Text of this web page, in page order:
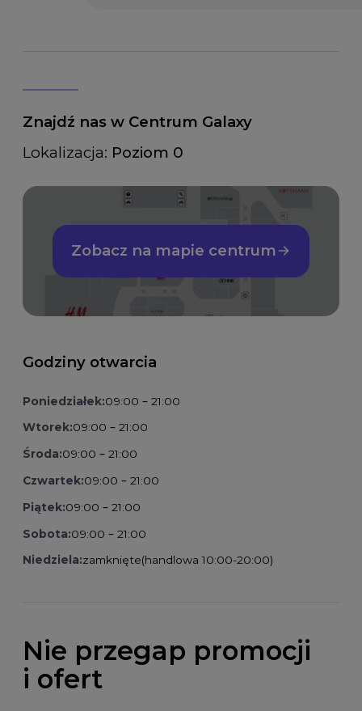
Znajdź nas w Centrum Galaxy
Lokalizacja: Poziom 0
Zobacz na mapie centrum
Godziny otwarcia
Poniedziałek:09:00 – 21:00
Wtorek:09:00 – 21:00
Środa:09:00 – 21:00
Czwartek:09:00 – 21:00
Piątek:09:00 – 21:00
Sobota:09:00 – 21:00
Niedziela:zamknięte(handlowa 10:00-20:00)
Nie przegap promocji
i ofert